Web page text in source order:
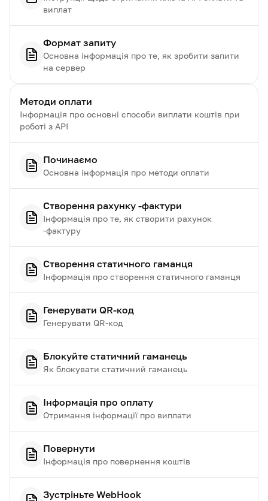
виплат
Формат запиту
Основна інформація про те, як зробити запити
на сервер
Методи оплати
Інформація про основні способи виплати коштів при
роботі з API
Починаємо
Основна інформація про методи оплати
Створення рахунку -фактури
Інформація про те, як створити рахунок
-фактуру
Створення статичного гаманця
Інформація про створення статичного гаманця
Генерувати QR-код
Генерувати QR-код
Блокуйте статичний гаманець
Як блокувати статичний гаманець
Інформація про оплату
Отримання інформації про виплати
Повернути
Інформація про повернення коштів
Зустріньте WebHook